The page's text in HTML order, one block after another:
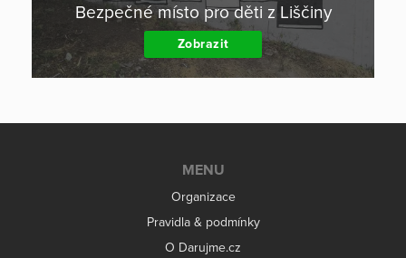
Bezpečné místo pro děti z Liščiny
Zobrazit
MENU
Organizace
Pravidla & podmínky
O Darujme.cz